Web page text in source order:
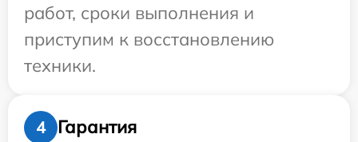
работ, сроки выполнения и
приступим к восстановлению
техники.
4
Гарантия